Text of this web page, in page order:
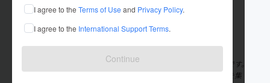
I agree to the Terms of Use and Privacy Policy.
I agree to the International Support Terms.
Continue
これまでに1回支援して13件のプロジェクトを投稿しています
在住国：日本 現在地：愛知県
出身国：日本 出身地：愛知県
こんにちは！株式会社アジアンアーツの女性プロジェクトチームです。
私達アジアンアーツは、日本の枠を越え世界各国から優れた素材を集